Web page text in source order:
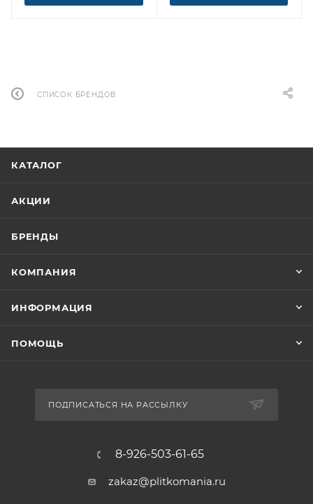
СПИСОК БРЕНДОВ
КАТАЛОГ
АКЦИИ
БРЕНДЫ
КОМПАНИЯ
ИНФОРМАЦИЯ
ПОМОЩЬ
ПОДПИСАТЬСЯ НА РАССЫЛКУ
8-926-503-61-65
zakaz@plitkomania.ru